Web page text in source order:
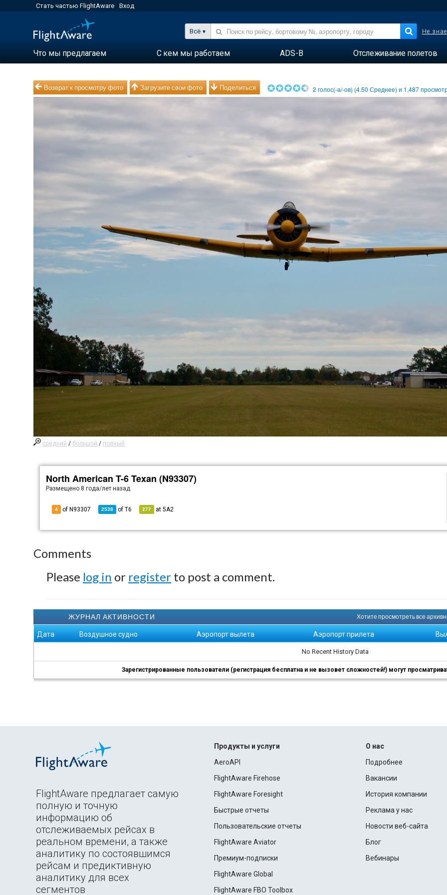
Стать частью FlightAware Вход
Всё Не
Что мы предлагаем С кем мы работаем ADS-B Отслеживание полетов
Возврат к просмотру фото Загрузите свои фото Поделиться 2 голос(-а/-ов) (4.50 Среднее) и 1,487
средний / большой / полный
North American T-6 Texan (N93307)
Размещено 8 года/лет назад
4 of N93307 2538 ofT6 277 at5A2
Comments
Please log in or register to post a comment.
ЖУРНАЛ АКТИВНОСТИ Хотите просмотреть все
Дата Воздушное судно Аэропорт вылета Аэропорт прилета
No Recent History Data
Зарегистрированные пользователи (регистрация бесплатна и не вызовет сложностей!) могут
FlightAware предлагает самую
полную и точную
информацию об
отслеживаемых рейсах в
реальном времени, а также
аналитику по состоявшимся
рейсам и предиктивную
аналитику для всех
сегментов
Продукты и услуги
AeroAPI
FlightAware Firehose
FlightAware Foresight
Быстрые отчеты
Пользовательские отчеты
FlightAware Aviator
Премиум-подписки
FlightAware Global
FlightAware FBO Toolbox
О нас
Подробнее
Вакансии
История компании
Реклама у нас
Новости веб-сайта
Блог
Вебинары